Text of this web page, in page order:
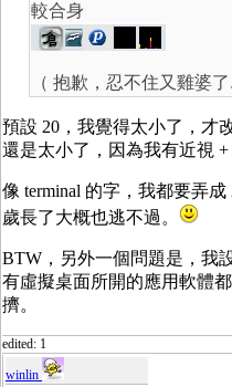
較合身
（ 抱歉，忍不住又雞婆了
預設 20，我覺得太小了，才
還是太小了，因為我有近視 +
像 terminal 的字，我都要弄
歲長了大概也逃不過。
BTW，另外一個問題是，我
有虛擬桌面所開的應用軟體
擠。
edited: 1
winlin